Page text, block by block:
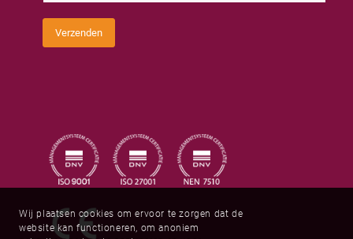
r
e
o
m
p
Verzenden
Wij plaatsen cookies om ervoor te zorgen dat de
website kan functioneren, om anoniem